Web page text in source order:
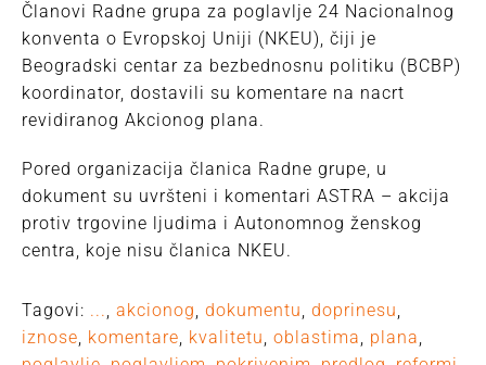
Članovi Radne grupa za poglavlje 24 Nacionalnog
konventa o Evropskoj Uniji (NKEU), čiji je
Beogradski centar za bezbednosnu politiku (BCBP)
koordinator, dostavili su komentare na nacrt
revidiranog Akcionog plana.
Pored organizacija članica Radne grupe, u
dokument su uvršteni i komentari ASTRA – akcija
protiv trgovine ljudima i Autonomnog ženskog
centra, koje nisu članica NKEU.
Tagovi: ..., akcionog, dokumentu, doprinesu,
iznose, komentare, kvalitetu, oblastima, plana,